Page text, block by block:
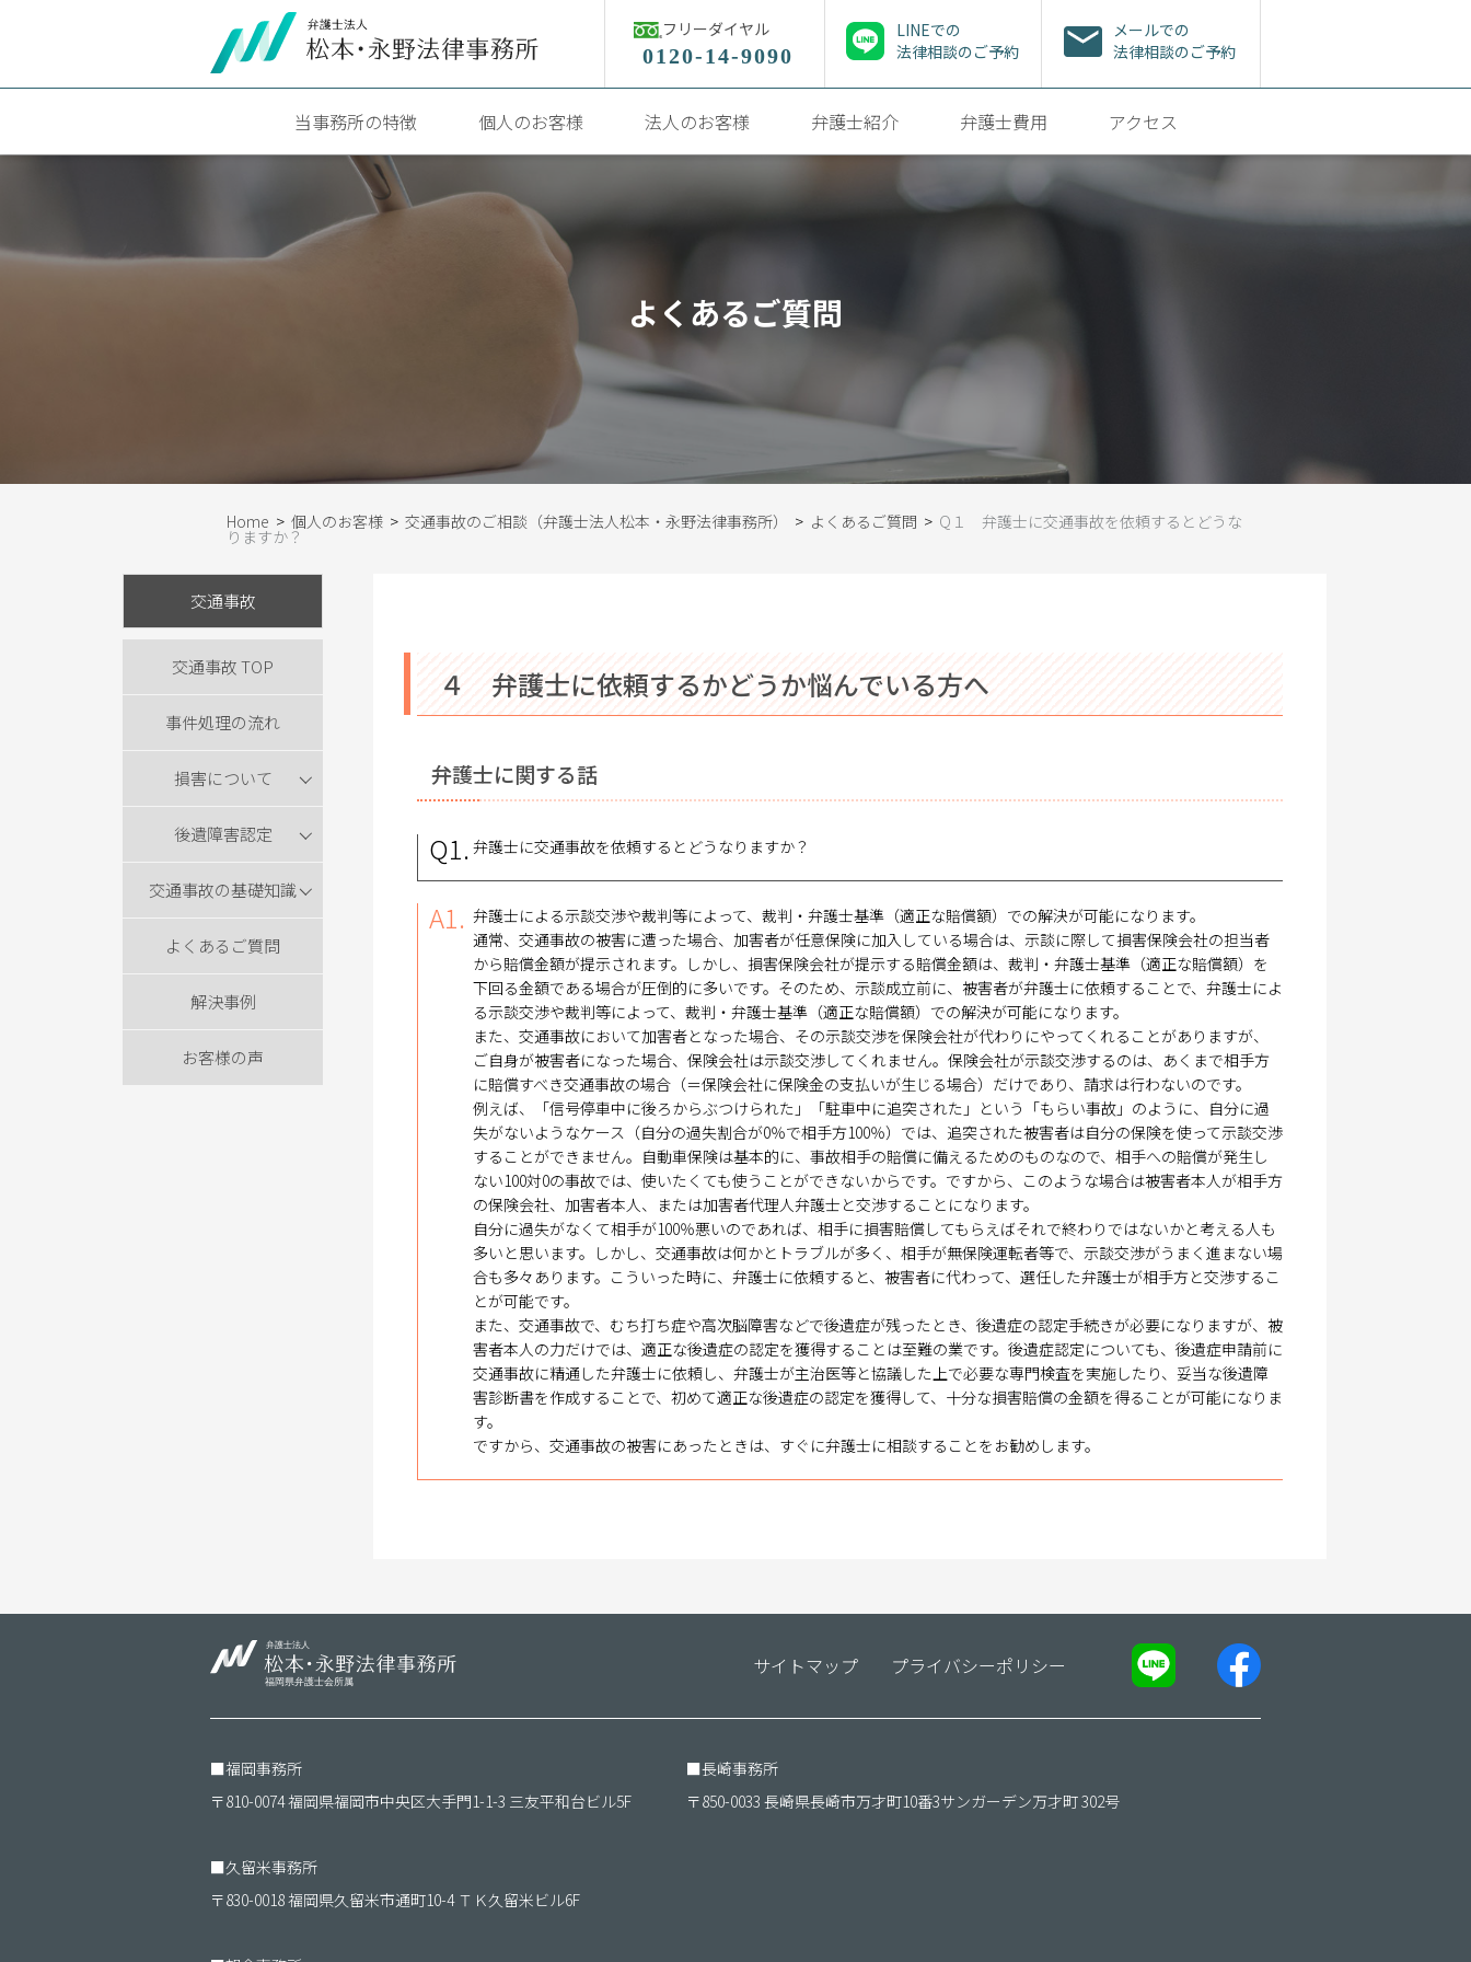
フリーダイヤル
0120-14-9090
LINEでの
法律相談のご予約
メールでの
法律相談のご予約
当事務所の特徴 個人のお客様 法人のお客様 弁護士紹介 弁護士費用 アクセス
よくあるご質問
Home > 個人のお客様 > 交通事故のご相談（弁護士法人松本・永野法律事務所） > よくあるご質問 > Q１ 弁護士に交通事故を依頼するとどうな
りますか？
交通事故
交通事故 TOP
事件処理の流れ
損害について
後遺障害認定
交通事故の基礎知識
よくあるご質問
解決事例
お客様の声
４ 弁護士に依頼するかどうか悩んでいる方へ
弁護士に関する話
Q1. 弁護士に交通事故を依頼するとどうなりますか？
A1. 弁護士による示談交渉や裁判等によって、裁判・弁護士基準（適正な賠償額）での解決が可能になります。
通常、交通事故の被害に遭った場合、加害者が任意保険に加入している場合は、示談に際して損害保険会社の担当者
から賠償金額が提示されます。しかし、損害保険会社が提示する賠償金額は、裁判・弁護士基準（適正な賠償額）を
下回る金額である場合が圧倒的に多いです。そのため、示談成立前に、被害者が弁護士に依頼することで、弁護士によ
る示談交渉や裁判等によって、裁判・弁護士基準（適正な賠償額）での解決が可能になります。
また、交通事故において加害者となった場合、その示談交渉を保険会社が代わりにやってくれることがありますが、
ご自身が被害者になった場合、保険会社は示談交渉してくれません。保険会社が示談交渉するのは、あくまで相手方
に賠償すべき交通事故の場合（＝保険会社に保険金の支払いが生じる場合）だけであり、請求は行わないのです。
例えば、「信号停車中に後ろからぶつけられた」「駐車中に追突された」という「もらい事故」のように、自分に過
失がないようなケース（自分の過失割合が0％で相手方100％）では、追突された被害者は自分の保険を使って示談交渉
することができません。自動車保険は基本的に、事故相手の賠償に備えるためのものなので、相手への賠償が発生し
ない100対0の事故では、使いたくても使うことができないからです。ですから、このような場合は被害者本人が相手方
の保険会社、加害者本人、または加害者代理人弁護士と交渉することになります。
自分に過失がなくて相手が100％悪いのであれば、相手に損害賠償してもらえばそれで終わりではないかと考える人も
多いと思います。しかし、交通事故は何かとトラブルが多く、相手が無保険運転者等で、示談交渉がうまく進まない場
合も多々あります。こういった時に、弁護士に依頼すると、被害者に代わって、選任した弁護士が相手方と交渉するこ
とが可能です。
また、交通事故で、むち打ち症や高次脳障害などで後遺症が残ったとき、後遺症の認定手続きが必要になりますが、被
害者本人の力だけでは、適正な後遺症の認定を獲得することは至難の業です。後遺症認定についても、後遺症申請前に
交通事故に精通した弁護士に依頼し、弁護士が主治医等と協議した上で必要な専門検査を実施したり、妥当な後遺障
害診断書を作成することで、初めて適正な後遺症の認定を獲得して、十分な損害賠償の金額を得ることが可能になりま
す。
ですから、交通事故の被害にあったときは、すぐに弁護士に相談することをお勧めします。
サイトマップ プライバシーポリシー
■福岡事務所
〒810-0074 福岡県福岡市中央区大手門1-1-3 三友平和台ビル5F
■久留米事務所
〒830-0018 福岡県久留米市通町10-4 ＴＫ久留米ビル6F
■長崎事務所
〒850-0033 長崎県長崎市万才町10番3サンガーデン万才町 302号